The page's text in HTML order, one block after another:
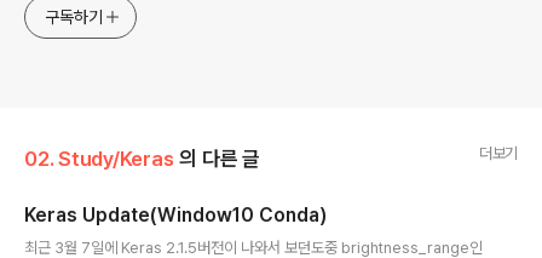
구독하기
02. Study/Keras 의 다른 글 더보기
Keras Update(Window10 Conda)
최근 3월 7일에 Keras 2.1.5버전이 나와서 보던도중 brightness_range인